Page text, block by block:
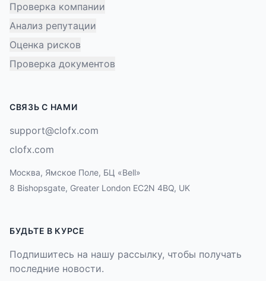
Проверка компании
Анализ репутации
Оценка рисков
Проверка документов
СВЯЗЬ С НАМИ
support@clofx.com
clofx.com
Москва, Ямское Поле, БЦ «Bell»
8 Bishopsgate, Greater London EC2N 4BQ, UK
БУДЬТЕ В КУРСЕ
Подпишитесь на нашу рассылку, чтобы получать
последние новости.